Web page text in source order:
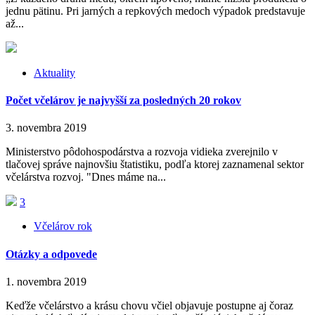
jednu pätinu. Pri jarných a repkových medoch výpadok predstavuje
až...
Aktuality
Počet včelárov je najvyšší za posledných 20 rokov
3. novembra 2019
Ministerstvo pôdohospodárstva a rozvoja vidieka zverejnilo v
tlačovej správe najnovšiu štatistiku, podľa ktorej zaznamenal sektor
včelárstva rozvoj. "Dnes máme na...
3
Včelárov rok
Otázky a odpovede
1. novembra 2019
Keďže včelárstvo a krásu chovu včiel objavuje postupne aj čoraz